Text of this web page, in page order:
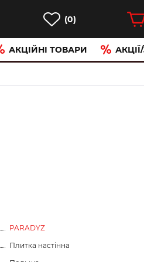
(0)
АКЦІЙНІ ТОВАРИ
PARADYZ
Плитка настінна